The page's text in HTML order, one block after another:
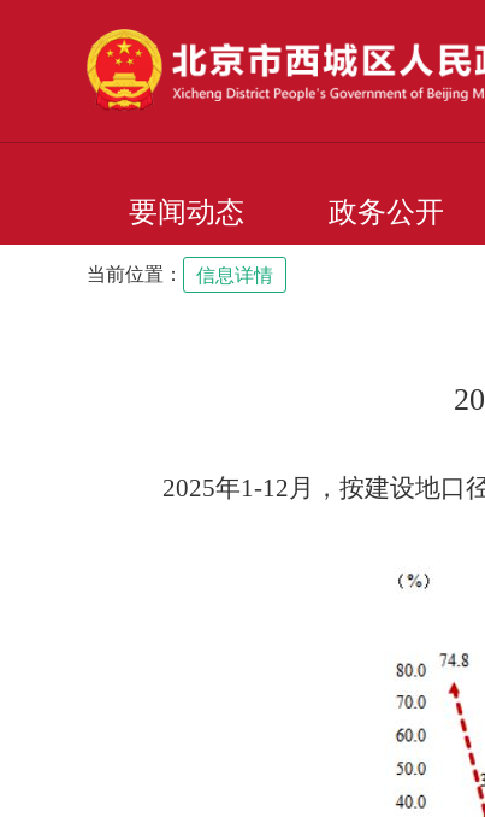
要闻动态 政务公开
当前位置： 信息详情
2025年1-12月 ，按建设地口